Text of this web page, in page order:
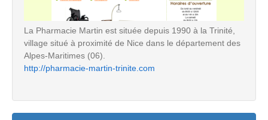
La Pharmacie Martin est située depuis 1990 à la Trinité,
village situé à proximité de Nice dans le département des
Alpes-Maritimes (06).
http://pharmacie-martin-trinite.com